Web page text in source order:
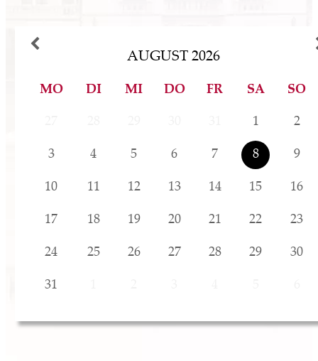
der Steigerung der Wettbewerbsfähigkeit
AUGUST 2026
MO DI MI DO FR SA SO
1 2
3 4 5 6 7 8 9
10 11 12 13 14 15 16
17 18 19 20 21 22 23
24 25 26 27 28 29 30
31